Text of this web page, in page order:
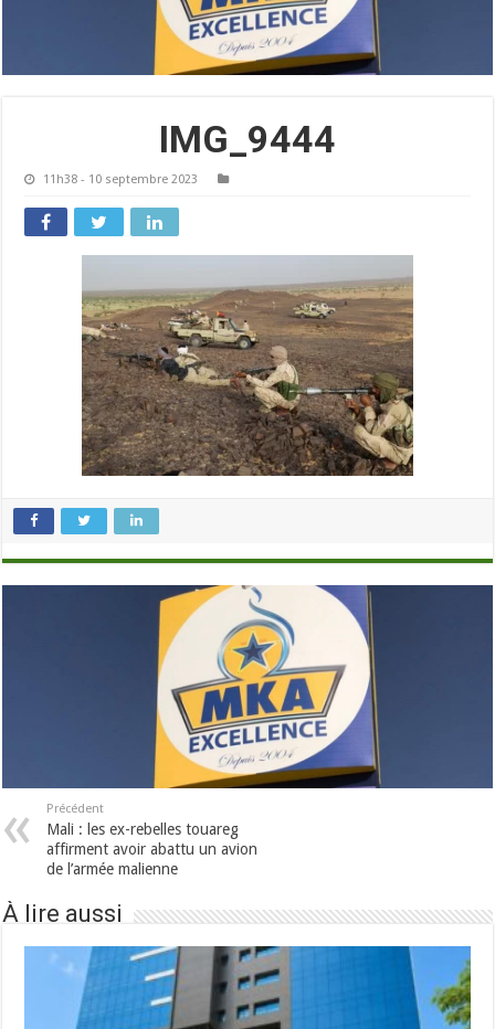
IMG_9444
11h38 - 10 septembre 2023
Précédent
Mali : les ex-rebelles touareg
affirment avoir abattu un avion
de l’armée malienne
À lire aussi